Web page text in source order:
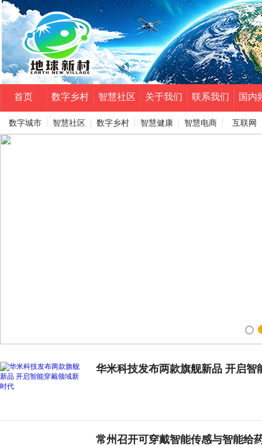
首页 数字乡村 智慧社区 关于我们 联系我们 国内
数字城市 智慧社区 数字乡村 智慧健康 智慧电商 互联网
华米科技发布两款旗舰新品 开启智
常州召开可穿戴智能传感与智能给